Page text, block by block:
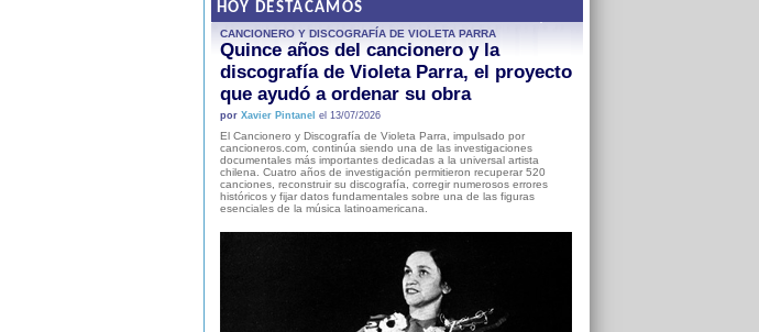
HOY DESTACAMOS
CANCIONERO Y DISCOGRAFÍA DE VIOLETA PARRA
Quince años del cancionero y la
discografía de Violeta Parra, el proyecto
que ayudó a ordenar su obra
por Xavier Pintanel el 13/07/2026
El Cancionero y Discografía de Violeta Parra, impulsado por
cancioneros.com, continúa siendo una de las investigaciones
documentales más importantes dedicadas a la universal artista
chilena. Cuatro años de investigación permitieron recuperar 520
canciones, reconstruir su discografía, corregir numerosos errores
históricos y fijar datos fundamentales sobre una de las figuras
esenciales de la música latinoamericana.